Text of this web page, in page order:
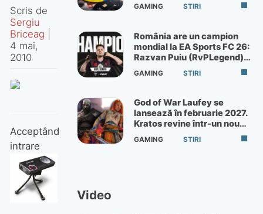
Scris de
Sergiu
Briceag
4 mai,
2010
Acceptând
intrare
GAMING STIRI
România are un campion
mondial la EA Sports FC 26:
Razvan Puiu (RvPLegend)
câștigă turneul de la Paris
GAMING STIRI
God of War Laufey se
lansează în februarie 2027.
Kratos revine într-un nou
God of War
GAMING STIRI
Video